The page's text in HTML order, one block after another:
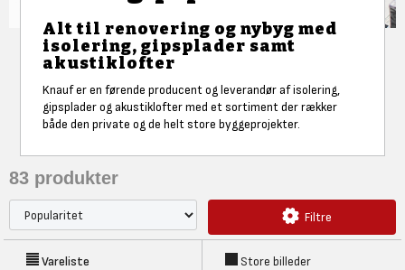
Alt til renovering og nybyg med
isolering, gipsplader samt
akustiklofter
Knauf er en førende producent og leverandør af isolering,
gipsplader og akustiklofter med et sortiment der rækker
både den private og de helt store byggeprojekter.
83 produkter
Filtre
Vareliste Store billeder